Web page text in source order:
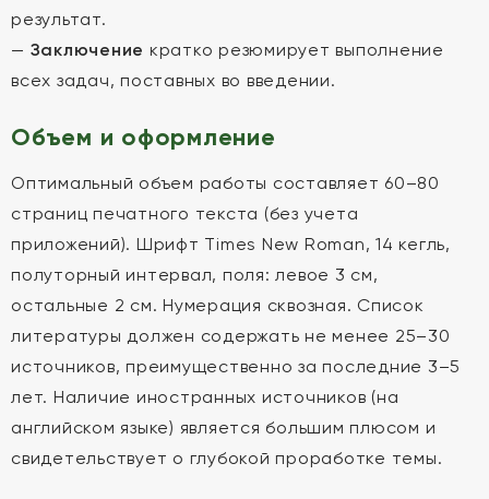
результат.
— Заключение кратко резюмирует выполнение
всех задач, поставных во введении.
Объем и оформление
Оптимальный объем работы составляет 60–80
страниц печатного текста (без учета
приложений). Шрифт Times New Roman, 14 кегль,
полуторный интервал, поля: левое 3 см,
остальные 2 см. Нумерация сквозная. Список
литературы должен содержать не менее 25–30
источников, преимущественно за последние 3–5
лет. Наличие иностранных источников (на
английском языке) является большим плюсом и
свидетельствует о глубокой проработке темы.